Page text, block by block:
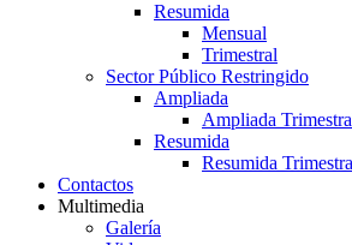
Resumida
Mensual
Trimestral
Sector Público Restringido
Ampliada
Ampliada
Resumida
Resumida
Contactos
Multimedia
Galería